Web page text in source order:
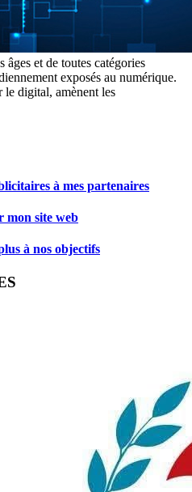
et de toutes catégories
exposés au numérique.
le digital, amènent les
à mes partenaires
mon site web
à nos objectifs